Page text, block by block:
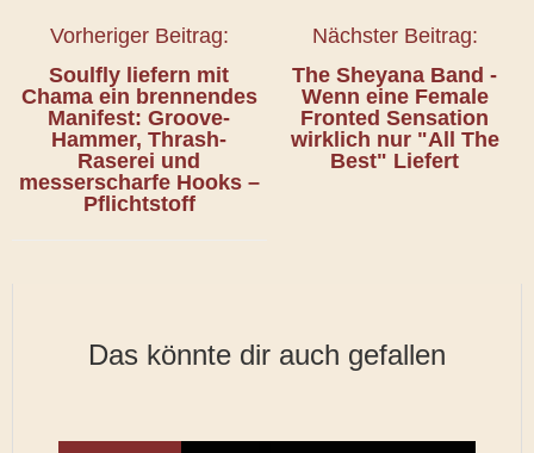
Vorheriger Beitrag:
Soulfly liefern mit
Chama ein brennendes
Manifest: Groove-
Hammer, Thrash-
Raserei und
messerscharfe Hooks –
Pflichtstoff
Nächster Beitrag:
The Sheyana Band -
Wenn eine Female
Fronted Sensation
wirklich nur "All The
Best" Liefert
Das könnte dir auch gefallen